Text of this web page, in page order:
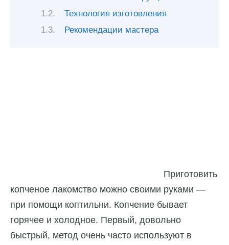
Технология изготовления
Рекомендации мастера
Приготовить
копченое лакомство можно своими руками —
при помощи коптильни. Копчение бывает
горячее и холодное. Первый, довольно
быстрый, метод очень часто используют в